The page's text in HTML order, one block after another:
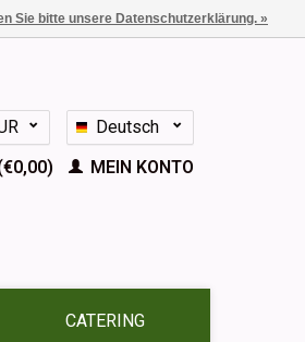
Deutsch
Nederlands
English
MEIN KONTO
CATERING
Sie bitte unsere Datenschutzerklärung. »